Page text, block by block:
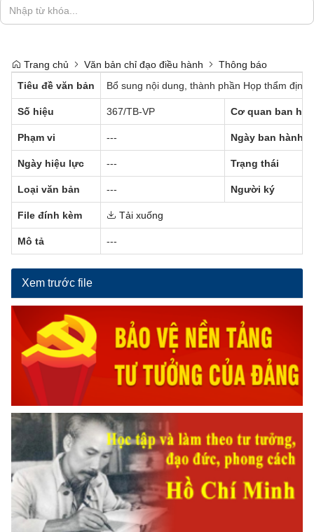
Trang chủ Văn bản chỉ đạo điều hành
Thông báo
Tiêu đề văn bản
Bổ sung nội dung, thành phần Họp thẩm
Số hiệu 367/TB-VP Cơ quan ban
Phạm vi --- Ngày ban hành
Ngày hiệu lực --- Trạng thái
Loại văn bản --- Người ký
File đính kèm Tải xuống
Mô tả ---
Xem trước file